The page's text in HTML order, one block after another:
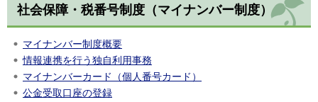
社会保障・税番号制度（マイナンバー制度）
マイナンバー制度概要
情報連携を行う独自利用事務
マイナンバーカード（個人番号カード）
公金受取口座の登録